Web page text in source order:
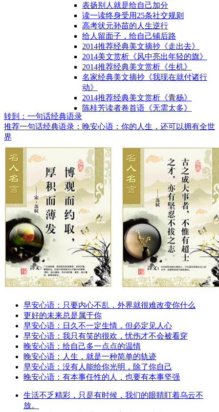
表扬别人就是给自己加分
读一读终身受用25条社交规则
高考状元孙苗的人生逆行
给人留面子，给自己铺后路
2014推荐经典美文摘抄《走出去》
2014美文赏析《风中亮出年轻的旗》
2014推荐经典美文赏析《生机》
名家经典美文摘抄《我现在就付诸行
动》
2014推荐经典美文赏析《青杨》
陈桂芳读者卷首语《无需太多》
转到：一句话经典语录
推荐一句话经典语录：晚安心语：你的人生，还可以拥有全世
界
早安心语：只要内心不乱，外界就很难改变你什么
更好的未来总是属于你
早安心语：日久不一定生情，但必定见人心
早安心语：我只有笑的很欢，忧伤才不会被看穿
晚安心语：给自己多一点点的温情
晚安心语：人生，就是一种简单的轨迹
早安心语：没有人能给你光明，除了你自己
晚安心语：有本事任性的人，也要有本事坚强
生活不乏精彩，只是有时候，我们的眼睛盯着乌云不
放。